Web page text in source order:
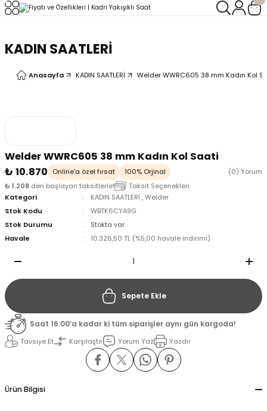
KADIN SAATLERİ
Anasayfa KADIN SAATLERİ Welder WWRC605 38 mm Kadın Kol
Welder WWRC605 38 mm Kadın Kol Saati
₺ 10.870
Online'a özel fırsat 100% Orjinal
(0) Yorum
₺ 1.208 den başlayan taksitlerle!
Taksit Seçenekleri
Kategori
KADIN SAATLERİ ,Welder
Stok Kodu
WBTK6CYA9G
Stok Durumu
Stokta var
Havale
10.326,50 TL (%5,00 havale indirimi)
Sepete Ekle
Saat 16:00’a kadar ki tüm siparişler aynı gün kargoda!
Tavsiye Et
Karşılaştır Yorum Yaz Yazdır
Ürün Bilgisi
Geri Dön
Geri Dön